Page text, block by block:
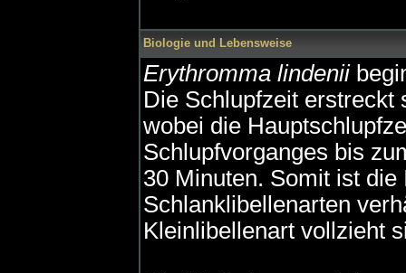
Biologie und Lebensweise
Erythromma lindenii
Die Schlupfzeit erstreckt
wobei die
Schlupfvorganges bis
30 Minuten. Somit ist
Schlanklibellenarten
Kleinlibellenart vollzieht